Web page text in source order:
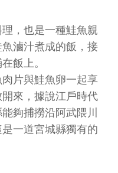
，也是一種鮭魚親
滷汁煮成的飯，接
飯上。
片與鮭魚卵一起享
來，據說江戶時代
夠捕撈沿阿武隈川
一道宮城縣獨有的